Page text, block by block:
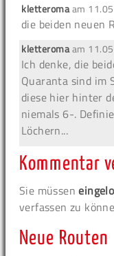
kletteromaam
die beiden neuen
kletteromaam
Ich denke, die
Quaranta sind im
diese hier hinter
niemals 6-.
Löchern...
Kommentar
Sie müssen
verfassen zu
Neue Routen